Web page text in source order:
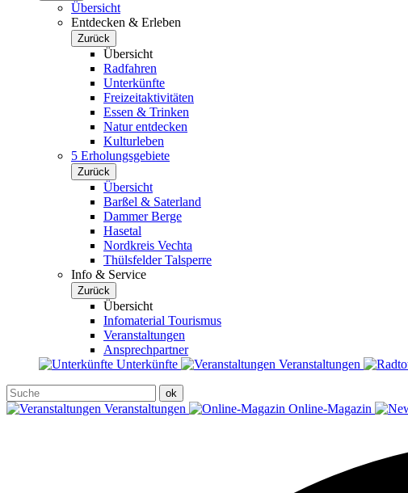
Übersicht
Entdecken & Erleben
Zurück
Übersicht
Radfahren
Unterkünfte
Freizeitaktivitäten
Essen & Trinken
Natur entdecken
Kulturleben
5 Erholungsgebiete
Zurück
Übersicht
Barßel & Saterland
Dammer Berge
Hasetal
Nordkreis Vechta
Thülsfelder Talsperre
Info & Service
Zurück
Übersicht
Infomaterial Tourismus
Veranstaltungen
Ansprechpartner
Unterkünfte
Veranstaltungen
Veranstaltungen Online-Magazin